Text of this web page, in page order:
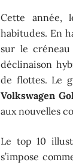
Cette année,
habitudes. En
sur le
déclinaison
de flottes. Le
Volkswagen
aux nouvelles
Le top 10
s’impose